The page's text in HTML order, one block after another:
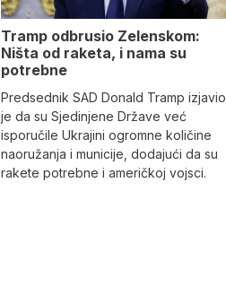
Tramp odbrusio Zelenskom:
Ništa od raketa, i nama su
potrebne
Predsednik SAD Donald Tramp izjavio
je da su Sjedinjene Države već
isporučile Ukrajini ogromne količine
naoružanja i municije, dodajući da su
rakete potrebne i američkoj vojsci.